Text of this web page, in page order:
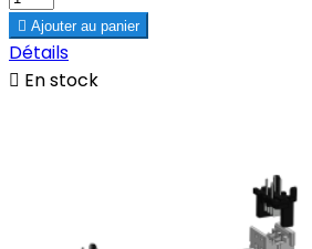
 Ajouter au panier
Détails
 En stock